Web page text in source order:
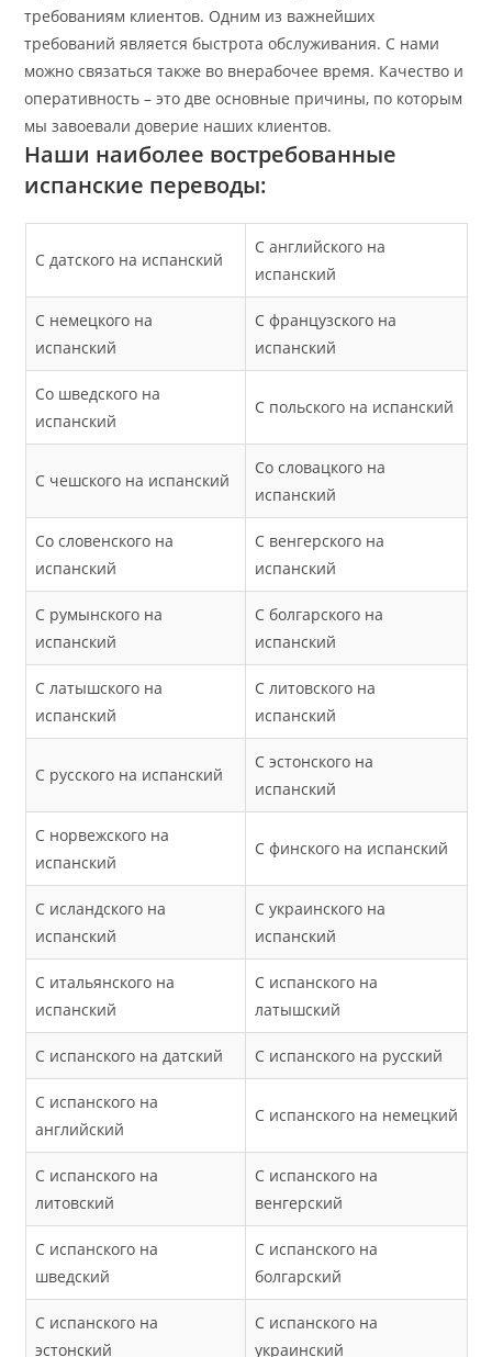
требованиям клиентов. Одним из важнейших
требований является быстрота обслуживания. С нами
можно связаться также во внерабочее время. Качество и
оперативность – это две основные причины, по которым
мы завоевали доверие наших клиентов.
Наши наиболее востребованные
испанские переводы:
С датского на испанский
С английского на
испанский
С немецкого на
испанский
С французского на
испанский
Со шведского на
испанский
С польского на испанский
С чешского на испанский
Со словацкого на
испанский
Со словенского на
испанский
С венгерского на
испанский
С румынского на
испанский
С болгарского на
испанский
С латышского на
испанский
С литовского на
испанский
С русского на испанский
С эстонского на
испанский
С норвежского на
испанский
С финского на испанский
С исландского на
испанский
С украинского на
испанский
С итальянского на
испанский
С испанского на
латышский
С испанского на датский С испанского на русский
С испанского на
английский
С испанского на немецкий
С испанского на
литовский
С испанского на
венгерский
С испанского на
шведский
С испанского на
болгарский
С испанского на
эстонский
С испанского на
украинский